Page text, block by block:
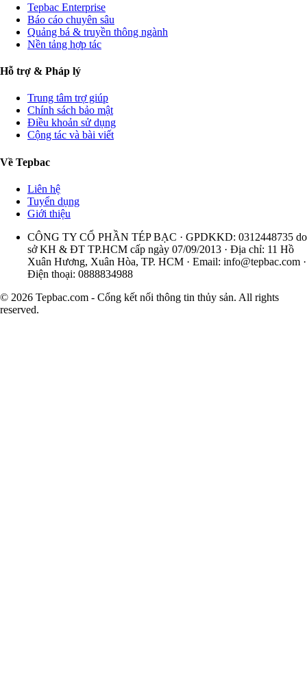
Tepbac Enterprise
Báo cáo chuyên sâu
Quảng bá & truyền thông ngành
Nền tảng hợp tác
Hỗ trợ & Pháp lý
Trung tâm trợ giúp
Chính sách bảo mật
Điều khoản sử dụng
Cộng tác và bài viết
Về Tepbac
Liên hệ
Tuyển dụng
Giới thiệu
CÔNG TY CỔ PHẦN TÉP BẠC · GPDKKD: 0312448735 do
sở KH & ĐT TP.HCM cấp ngày 07/09/2013 · Địa chỉ: 11 Hồ
Xuân Hương, Xuân Hòa, TP. HCM · Email: info@tepbac.com ·
Điện thoại: 0888834988
© 2026 Tepbac.com - Cổng kết nối thông tin thủy sản. All rights
reserved.